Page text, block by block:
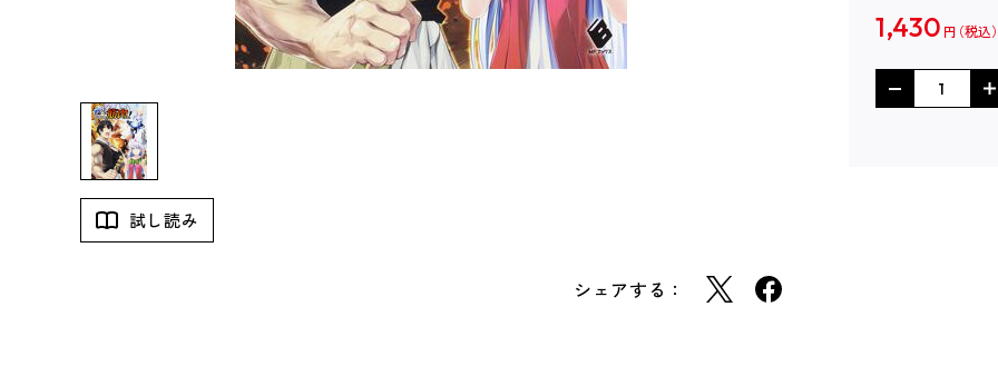
試し読み
シェアする：
1,430 円